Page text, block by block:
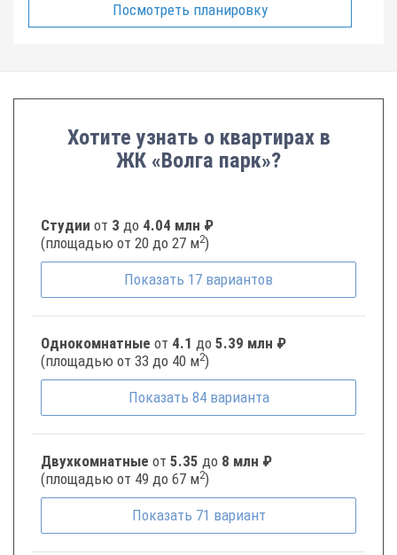
Посмотреть планировку
Хотите узнать о квартирах в
ЖК «Волга парк»?
Студии от 3 до 4.04 млн ₽
(площадью от 20 до 27 м2)
Показать 17 вариантов
Однокомнатные от 4.1 до 5.39 млн ₽
(площадью от 33 до 40 м2)
Показать 84 варианта
Двухкомнатные от 5.35 до 8 млн ₽
(площадью от 49 до 67 м2)
Показать 71 вариант